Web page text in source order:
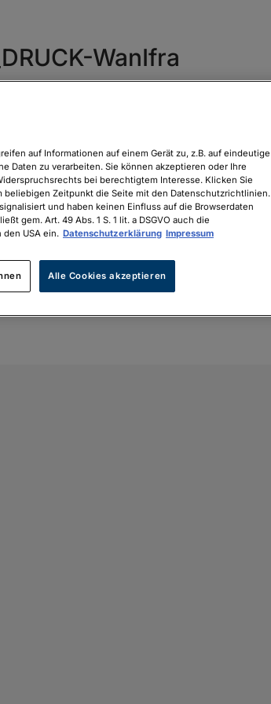
WanIfra
auf Informationen auf einem Gerät zu, z.B. auf eindeutige
Daten zu verarbeiten. Sie können akzeptieren oder Ihre
bei berechtigtem Interesse. Klicken Sie
Zeitpunkt die Seite mit den Datenschutzrichtlinien.
und haben keinen Einfluss auf die Browserdaten
gem. Art. 49 Abs. 1 S. 1 lit. a DSGVO auch die
den USA ein. Datenschutzerklärung Impressum
Alle Cookies akzeptieren